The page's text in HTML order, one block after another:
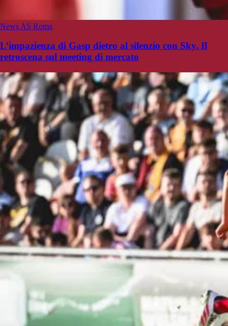
News AS Roma
L’impazienza di Gasp dietro al silenzio con Sky. Il
retroscena sul meeting di mercato